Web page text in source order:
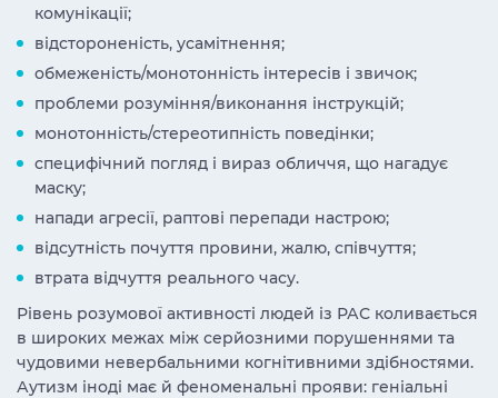
комунікації;
відстороненість, усамітнення;
обмеженість/монотонність інтересів і звичок;
проблеми розуміння/виконання інструкцій;
монотонність/стереотипність поведінки;
специфічний погляд і вираз обличчя, що нагадує
маску;
напади агресії, раптові перепади настрою;
відсутність почуття провини, жалю, співчуття;
втрата відчуття реального часу.
Рівень розумової активності людей із РАС коливається
в широких межах між серйозними порушеннями та
чудовими невербальними когнітивними здібностями.
Аутизм іноді має й феноменальні прояви: геніальні